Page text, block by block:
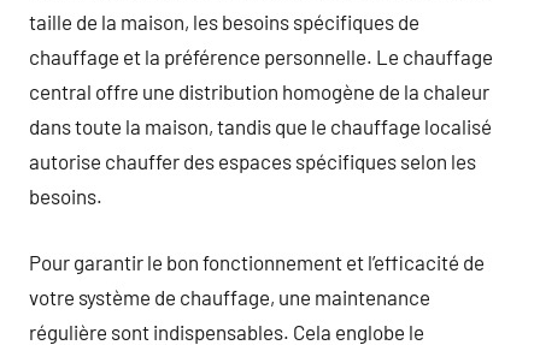
taille de la maison, les besoins spécifiques de
chauffage et la préférence personnelle. Le chauffage
central offre une distribution homogène de la chaleur
dans toute la maison, tandis que le chauffage localisé
autorise chauffer des espaces spécifiques selon les
besoins.
Pour garantir le bon fonctionnement et l’efficacité de
votre système de chauffage, une maintenance
régulière sont indispensables. Cela englobe le